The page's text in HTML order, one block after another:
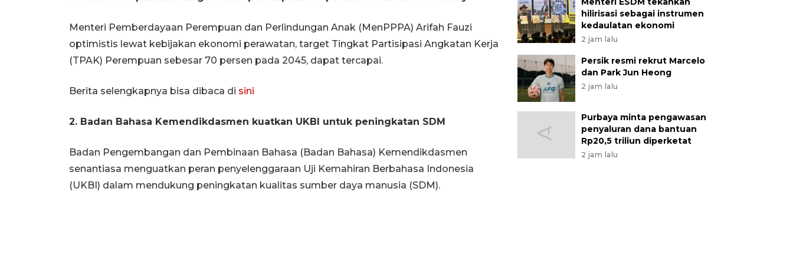
Menteri Pemberdayaan Perempuan dan Perlindungan Anak (MenPPPA) Arifah Fauzi
optimistis lewat kebijakan ekonomi perawatan, target Tingkat Partisipasi Angkatan Kerja
(TPAK) Perempuan sebesar 70 persen pada 2045, dapat tercapai.
Berita selengkapnya bisa dibaca di sini
2. Badan Bahasa Kemendikdasmen kuatkan UKBI untuk peningkatan SDM
Badan Pengembangan dan Pembinaan Bahasa (Badan Bahasa) Kemendikdasmen
senantiasa menguatkan peran penyelenggaraan Uji Kemahiran Berbahasa Indonesia
(UKBI) dalam mendukung peningkatan kualitas sumber daya manusia (SDM).
hilirisasi sebagai instrumen
kedaulatan ekonomi
2 jam lalu
Persik resmi rekrut Marcelo
dan Park Jun Heong
2 jam lalu
Purbaya minta pengawasan
penyaluran dana bantuan
Rp20,5 triliun diperketat
2 jam lalu